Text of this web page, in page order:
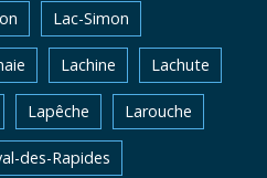
Lac-Simon
Lachine Lachute
Lapêche Larouche
des-Rapides